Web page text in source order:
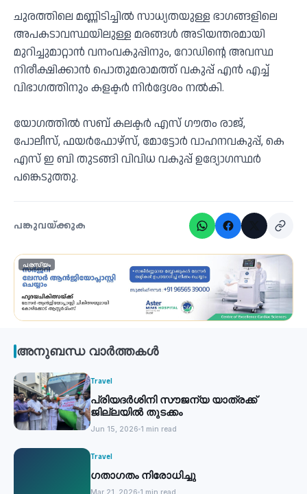
ചുരത്തിലെ മണ്ണിടിച്ചിൽ സാധ്യതയുള്ള ഭാഗങ്ങളിലെ
അപകടാവസ്ഥയിലുള്ള മരങ്ങൾ അടിയന്തരമായി
മുറിച്ചുമാറ്റാൻ വനംവകുപ്പിനും, റോഡിന്റെ അവസ്ഥ
നിരീക്ഷിക്കാൻ പൊതുമരാമത്ത് വകുപ്പ് എൻ എച്ച്
വിഭാഗത്തിനും കളക്ടർ നിർദ്ദേശം നൽകി.
യോഗത്തിൽ സബ് കലക്ടർ എസ് ഗൗതം രാജ്,
പോലീസ്, ഫയർഫോഴ്സ്, മോട്ടോർ വാഹനവകുപ്പ്, കെ
എസ് ഇ ബി തുടങ്ങി വിവിധ വകുപ്പ് ഉദ്യോഗസ്ഥർ
പങ്കെടുത്തു.
പങ്കുവയ്ക്കുക
പരസ്യം
അനുബന്ധ വാർത്തകൾ
Travel
പ്രിയദര്‍ശിനി സൗജന്യ യാത്രക്ക്
ജില്ലയില്‍ തുടക്കം
Jun 15, 2026 1 min read
Travel
ഗതാഗതം നിരോധിച്ചു